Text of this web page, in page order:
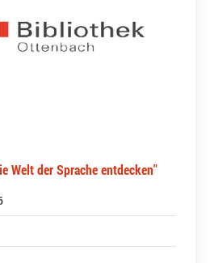
Welt der Sprache entdecken"